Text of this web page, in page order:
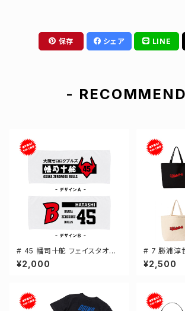
保存 シェア LINE
-
# 45 幡司十舵 フェイスタオル
選手還元 2デザイン FT0144
¥2,000
# 7 勝浦淳
選手還元 キ
グ 2カラー
¥2,500